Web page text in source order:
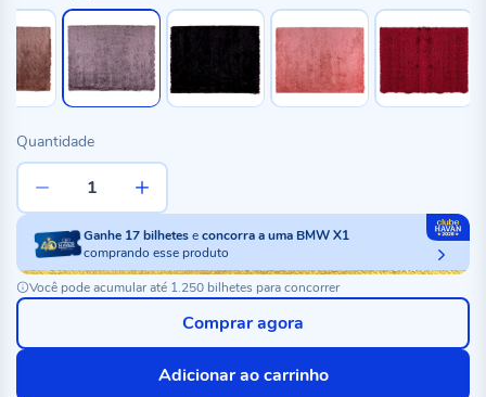
Quantidade
Ganhe 17bilheteseconcorra a uma BMW X1
comprando esse produto
Você pode acumular até 1.250 bilhetes para concorrer
Adicionar ao carrinho
Comprar agora